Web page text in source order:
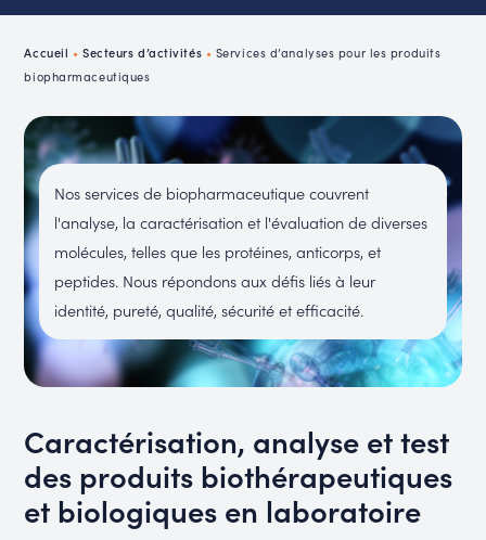
Accueil • Secteurs d’activités • Services d’analyses pour les produits
biopharmaceutiques
Nos services de biopharmaceutique couvrent
l'analyse, la caractérisation et l'évaluation de diverses
molécules, telles que les protéines, anticorps, et
peptides. Nous répondons aux défis liés à leur
identité, pureté, qualité, sécurité et efficacité.
Caractérisation, analyse et test
des produits biothérapeutiques
et biologiques en laboratoire